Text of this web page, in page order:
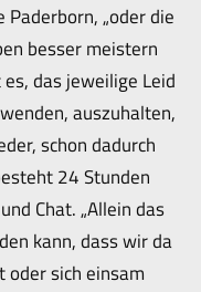
„oder die
besser meistern
das jeweilige Leid
auszuhalten,
schon dadurch
24 Stunden
Chat. „Allein das
kann, dass wir da
oder sich einsam